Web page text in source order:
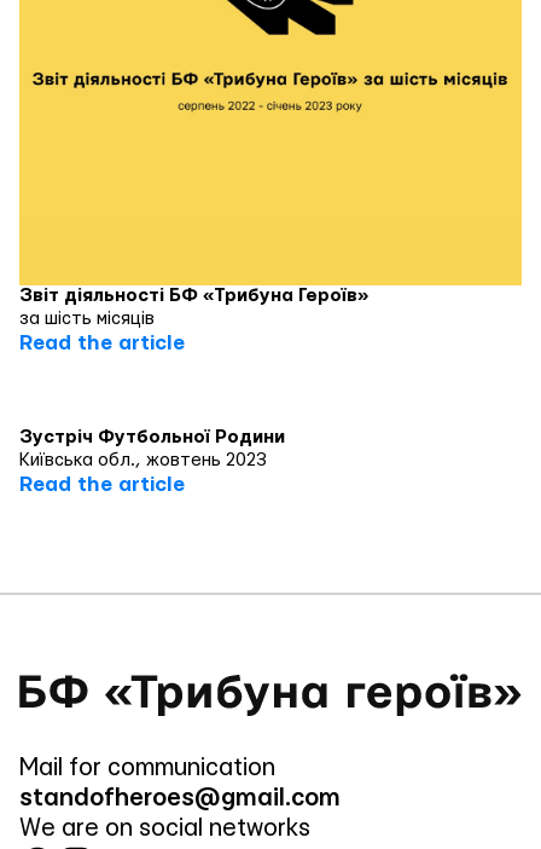
Звіт діяльності БФ «Трибуна Героїв»
за шість місяців
Read the article
Зустріч Футбольної Родини
Київська обл., жовтень 2023
Read the article
Mail for communication
standofheroes@gmail.com
We are on social networks